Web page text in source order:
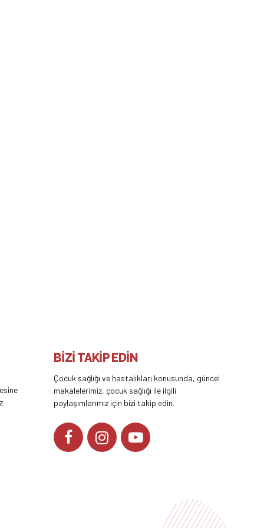
BİZİ TAKİP EDİN
Çocuk sağlığı ve hastalıkları konusunda, güncel
makalelerimiz, çocuk sağlığı ile ilgili
paylaşımlarımız için bizi takip edin.